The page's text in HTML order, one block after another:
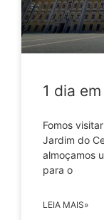
1 dia
Fomos
Jardim do
almoçamos
para o
LEIA MAIS»